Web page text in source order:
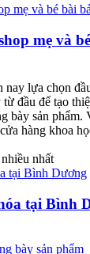
mẹ và
nay lựa chọn
đầu để tạo
bày sản phẩm.
hàng khoa
nhất
tại Bình